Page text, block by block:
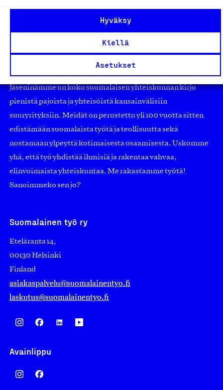
Hyväksy
Kiellä
Asetukset
työmarkkinajärjestöistä riippumaton yhdistys.
Jäseninämme on koko suomalaisen yhteiskunnan kirjo
pienistä pajoista ja yhteisöistä kansainvälisiin
suuryrityksiin. Meidät on perustettu yli 100 vuotta sitten
edistämään suomalaista työtä ja teollisuutta sekä
nostamaan ylpeyttä kotimaisesta osaamisesta. Uskomme
yhä, että työ yhdistää ihmisiä ja rakentaa vahvaa,
elinvoimaista yhteiskuntaa. Me rakastamme työtä!
Sanoimmeko sen jo?
Suomalainen työ ry
Eteläranta 14,
00130 Helsinki
Finland
asiakaspalvelu@suomalainentyo.fi
laskutus@suomalainentyo.fi
Avainlippu